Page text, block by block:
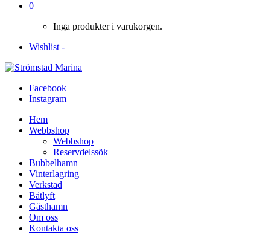
0
Inga produkter i varukorgen.
Wishlist -
Facebook
Instagram
Hem
Webbshop
Webbshop
Reservdelssök
Bubbelhamn
Vinterlagring
Verkstad
Båtlyft
Gästhamn
Om oss
Kontakta oss